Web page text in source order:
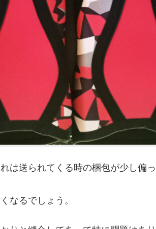
は送られてくる時の梱包が少し偏
なるでしょう。